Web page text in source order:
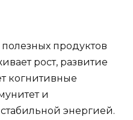
продуктов
рост, развитие
когнитивные
и
энергией.